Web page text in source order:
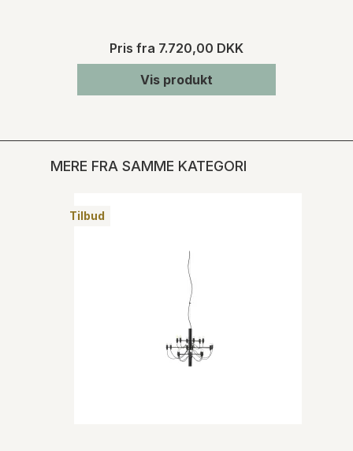
Pris fra 7.720,00 DKK
Vis produkt
MERE FRA SAMME KATEGORI
Tilbud